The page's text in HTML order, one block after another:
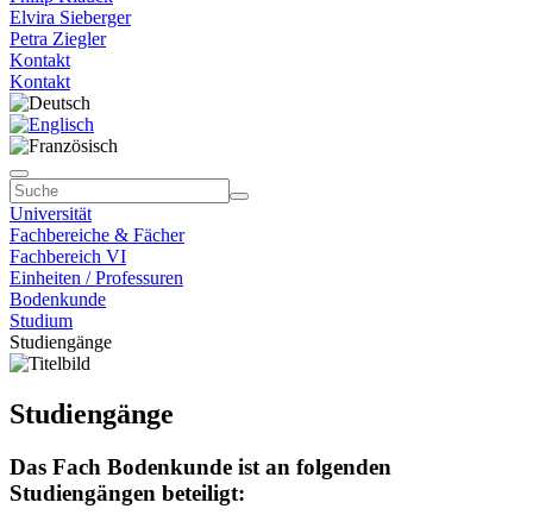
Elvira Sieberger
Petra Ziegler
Kontakt
Kontakt
Universität
Fachbereiche & Fächer
Fachbereich VI
Einheiten / Professuren
Bodenkunde
Studium
Studiengänge
Studiengänge
Das Fach Bodenkunde ist an folgenden
Studiengängen beteiligt: